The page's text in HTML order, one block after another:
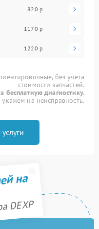
820 р
1170 р
1220 р
без учета
стоимости запчастей.
бесплатную диагностику.
на неисправность.
на
DEXP